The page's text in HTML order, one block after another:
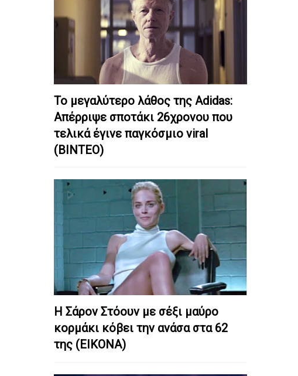
Το μεγαλύτερο λάθος της Adidas:
Απέρριψε σποτάκι 26χρονου που
τελικά έγινε παγκόσμιο viral
(ΒΙΝΤΕΟ)
Η Σάρον Στόουν με σέξι μαύρο
κορμάκι κόβει την ανάσα στα 62
της (ΕΙΚΟΝΑ)